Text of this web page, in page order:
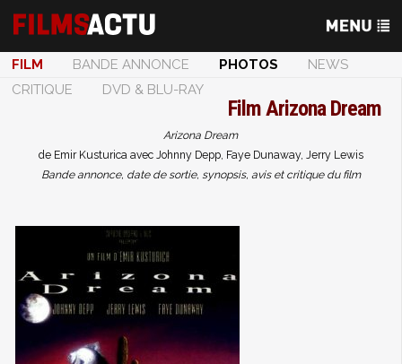
FILM BANDE ANNONCE PHOTOS
NEWS
CRITIQUE
DVD & BLU-RAY
FilmArizona Dream
Arizona Dream
de Emir Kusturica avec Johnny Depp, Faye Dunaway, Jerry Lewis
Bande annonce, date de sortie, synopsis, avis et critique du film